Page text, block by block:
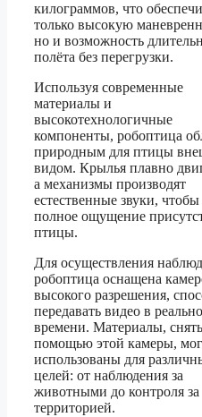
килограммов, что
только высокую
но и возможность
полёта без перегрузки.
Используя современные
материалы и
высокотехнологичные
компоненты, робоптица
природным для птицы
видом. Крылья плавно
а механизмы производят
естественные звуки, чтобы
полное ощущение
птицы.
Для осуществления
робоптица оснащена
высокого разрешения,
передавать видео в
времени. Материалы,
помощью этой камеры,
использованы для
целей: от наблюдения за
животными до контроля за
территорией.